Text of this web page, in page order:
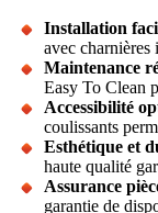
Installation
avec charnières
Maintenance
Easy To Clean
Accessibilité
coulissants
Esthétique et
haute qualité
Assurance
garantie de